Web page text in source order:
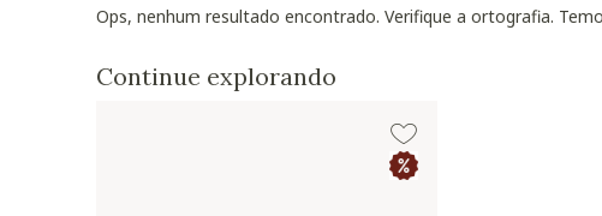
Ops, nenhum resultado encontrado. Verifique a ortografia.
Continue explorando